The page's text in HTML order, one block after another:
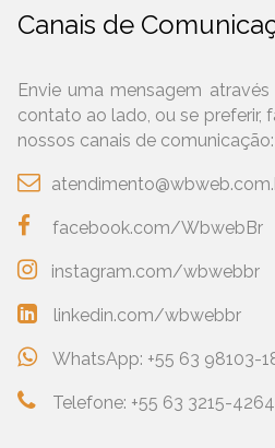
Canais de
Envie uma mensagem
contato ao lado, ou se preferir,
nossos canais de comunicação:
facebook.com/WbwebBr
instagram.com/wbwebbr
linkedin.com/wbwebbr
WhatsApp: +55 63 98103-
Telefone: +55 63 3215-4264